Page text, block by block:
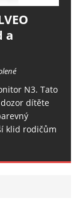
a
N3. Tato
dítěte
klid rodičům